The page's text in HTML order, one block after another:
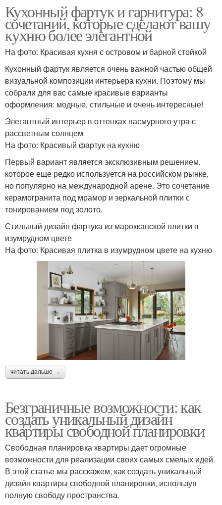
Кухонный фартук и гарнитура: 8
сочетаний, которые сделают вашу
кухню более элегантной
На фото: Красивая кухня с островом и барной стойкой
Кухонный фартук является очень важной частью общей
визуальной композиции интерьера кухни. Поэтому мы
собрали для вас самые красивые варианты
оформления: модные, стильные и очень интересные!
Элегантный интерьер в оттенках пасмурного утра с
рассветным солнцем
На фото: Красивый фартук на кухню
Первый вариант является эксклюзивным решением,
которое еще редко используется на российском рынке,
но популярно на международной арене. Это сочетание
керамогранита под мрамор и зеркальной плитки с
тонированием под золото.
Стильный дизайн фартука из марокканской плитки в
изумрудном цвете
На фото: Красивая плитка в изумрудном цвете на кухню
читать дальше →
Безграничные возможности: как
создать уникальный дизайн
квартиры свободной планировки
Свободная планировка квартиры дает огромные
возможности для реализации своих самых смелых идей.
В этой статье мы расскажем, как создать уникальный
дизайн квартиры свободной планировки, используя
полную свободу пространства.